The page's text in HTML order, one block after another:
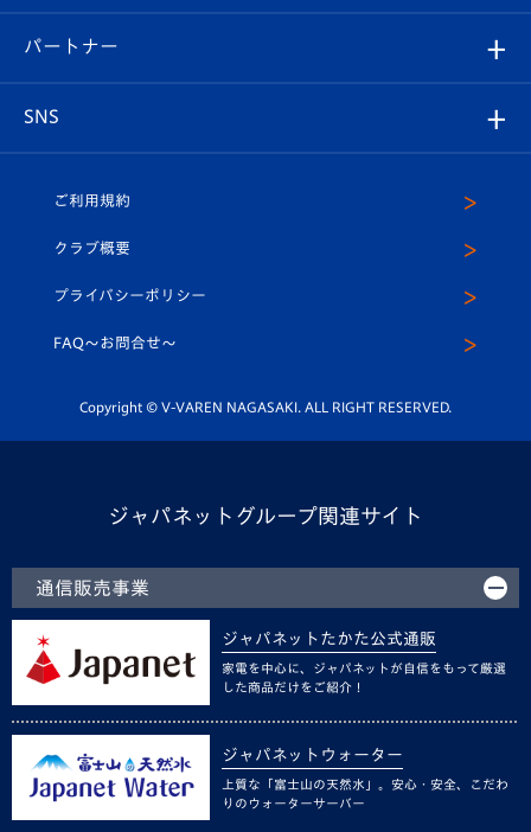
メディア
ホームタウン
マスコット紹介
平和祈念活動
ホームタウン活動
ヴィヴィくんの長崎おもてなしガイド
スタジアムグルメ
V-LOVERS（ファンクラブ）
プレイヤーズスイート
店舗情報
育成からのお知らせ
U-18
スクール
パートナー
SNS
ヴィヴィくんインスタグラム
公式LINE＠
ご利用規約
クラブ概要
プライバシーポリシー
FAQ〜お問合せ〜
Copyright © V-VAREN NAGASAKI. ALL RIGHT RESERVED.
ジャパネットグループ関連サイト
通信販売事業
ジャパネットたかた公式通販
家電を中心に、ジャパネットが自信をもって厳選
した商品だけをご紹介！
ジャパネットウォーター
上質な「富士山の天然水」。安心・安全、こだわ
りのウォーターサーバー